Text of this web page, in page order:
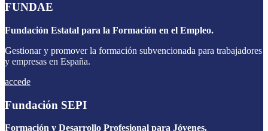
FUNDAE
Fundación Estatal para la Formación en el Empleo.
Gestionar y promover la formación subvencionada para trabajadores
y empresas en España.
accede
Fundación SEPI
Formación y Desarrollo Profesional para Jóvenes.